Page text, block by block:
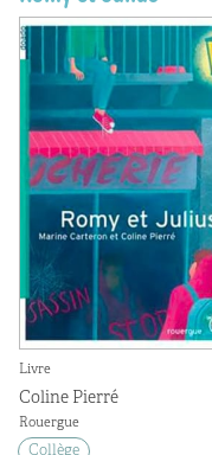
Livre
Coline Pierré
Rouergue